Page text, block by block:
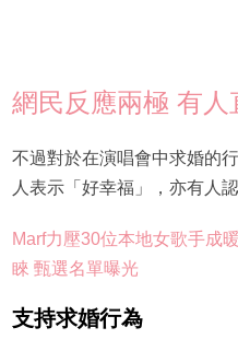
網民反應兩極 有
不過對於在演唱會中求婚的
人表示「好幸福」，亦有人
Marf力壓30位本地女歌手成
睞 甄選名單曝光
支持求婚行為